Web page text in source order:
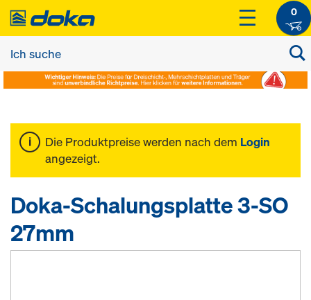
0
Die Produktpreise werden nach dem Login
angezeigt.
Doka-Schalungsplatte 3-SO
27mm